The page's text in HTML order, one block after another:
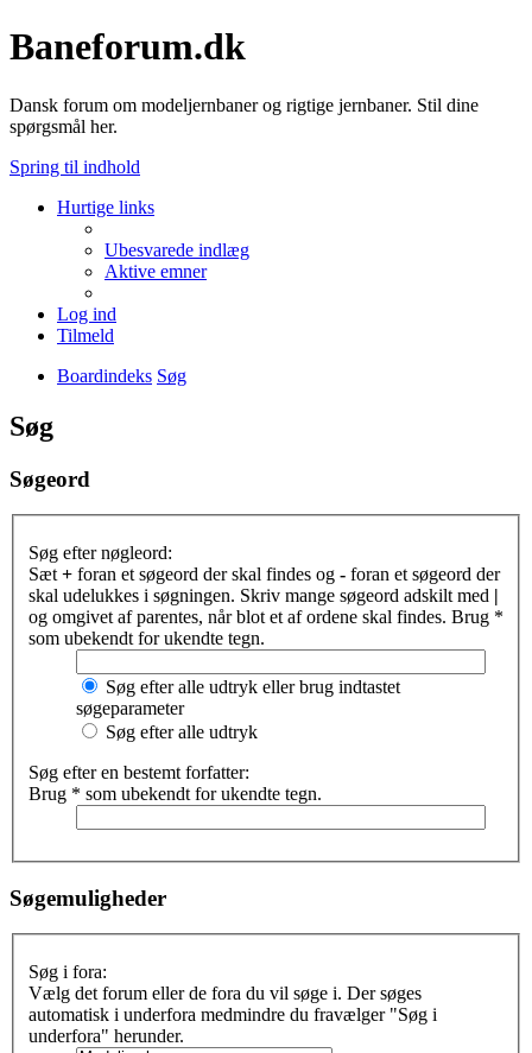
Baneforum.dk
Dansk forum om modeljernbaner og rigtige jernbaner. Stil dine
spørgsmål her.
Spring til indhold
Hurtige links
Ubesvarede indlæg
Aktive emner
Log ind
Tilmeld
Boardindeks Søg
Søg
Søgeord
Søg efter nøgleord:
Sæt + foran et søgeord der skal findes og - foran et søgeord der
skal udelukkes i søgningen. Skriv mange søgeord adskilt med |
og omgivet af parentes, når blot et af ordene skal findes. Brug *
som ubekendt for ukendte tegn.
Søg efter alle udtryk eller brug indtastet
søgeparameter
Søg efter alle udtryk
Søg efter en bestemt forfatter:
Brug * som ubekendt for ukendte tegn.
Søgemuligheder
Søg i fora:
Vælg det forum eller de fora du vil søge i. Der søges
automatisk i underfora medmindre du fravælger "Søg i
underfora" herunder.